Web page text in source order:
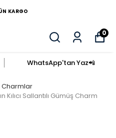
KARGO
0
WhatsApp'tan Yaz​📲​
Charmlar
Kılıcı Sallantılı Gümüş Charm